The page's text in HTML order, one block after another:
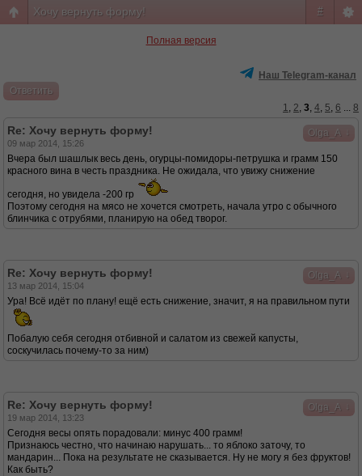
#
Хочу вернуть форму!
Полная версия
Наш Telegram-канал
Ответить
1, 2, 3, 4, 5, 6 ... 8
Olga_A
Re: Хочу вернуть форму!
09 мар 2014, 15:26
Вчера был шашлык весь день, огурцы-помидоры-петрушка и грамм 150
красного вина в честь праздника. Не ожидала, что увижу снижение
сегодня, но увидела -200 гр
Поэтому сегодня на мясо не хочется смотреть, начала утро с обычного
блинчика с отрубями, планирую на обед творог.
Olga_A
Re: Хочу вернуть форму!
13 мар 2014, 15:04
Ура! Всё идёт по плану! ещё есть снижение, значит, я на правильном пути
Побалую себя сегодня отбивной и салатом из свежей капусты,
соскучилась почему-то за ним)
Olga_A
Re: Хочу вернуть форму!
19 мар 2014, 13:23
Сегодня весы опять порадовали: минус 400 грамм!
Признаюсь честно, что начинаю нарушать... то яблоко заточу, то
мандарин... Пока на результате не сказывается. Ну не могу я без фруктов!
Как быть?